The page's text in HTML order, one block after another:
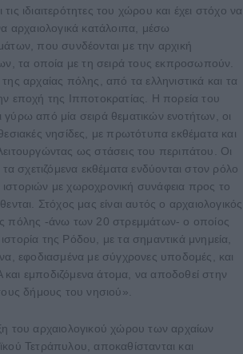
ιδιαιτερότητες του χώρου και έχει στόχο να
αρχαιολογικά κατάλοιπα, μέσω
που συνδέονται με την αρχική
τα οποία με τη σειρά τους εκπροσωπούν.
αρχαίας πόλης, από τα ελληνιστικά και τα
εποχή της Ιπποτοκρατίας. Η πορεία του
γύρω από μία σειρά θεματικών ενοτήτων, οι
νησίδες, με πρωτότυπα εκθέματα και
ως στάσεις του περιπάτου. Οι
τα σχετιζόμενα εκθέματα ενδύονται στον ρόλο
με χωροχρονική συνάφεια προς το
Στόχος μας είναι αυτός ο αρχαιολογικός
πόλης -άνω των 20 στρεμμάτων- ο οποίος
της Ρόδου, με τα σημαντικά μνημεία,
εφοδιασμένα με σύγχρονες υποδομές, και
εμποδιζόμενα άτομα, να αποδοθεί στην
δήμους του νησιού».
του αρχαιολογικού χώρου των αρχαίων
Τετράπυλου, αποκαθίστανται και